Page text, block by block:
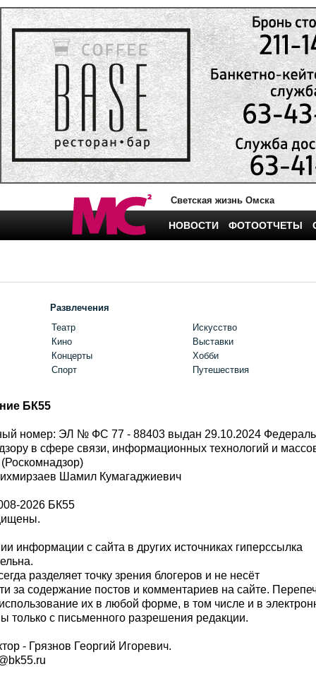
Светская жизнь Омска
НОВОСТИ ФОТООТЧЕТЫ
Развлечения
Театр
Кино
Концерты
Спорт
Искусство
Выставки
Хобби
Путешествия
БК55
номер: ЭЛ № ФС 77 - 88403 выдан 29.10.2024
в сфере связи, информационных технологий и
Шамил Кумагаджиевич
2026 БК55
информации с сайта в других источниках гиперссылка
разделяет точку зрения блогеров и не несёт
за содержание постов и комментариев на сайте.
их в любой форме, в том числе и в
с письменного разрешения редакции.
- Грязнов Георгий Игоревич.